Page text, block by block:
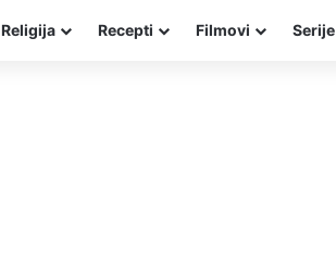
Religija Recepti Filmovi Serije